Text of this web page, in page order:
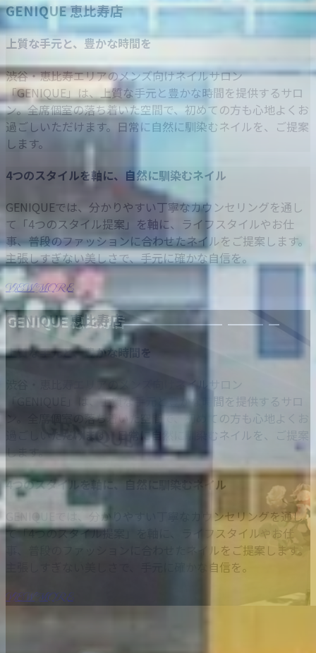
GENIQUE 恵比寿店
上質な手元と、豊かな時間を
渋谷・恵比寿エリアのメンズ向けネイルサロン
「GENIQUE」は、上質な手元と豊かな時間を提供するサロ
ン。全席個室の落ち着いた空間で、初めての方も心地よくお
過ごしいただけます。日常に自然に馴染むネイルを、ご提案
します。
4つのスタイルを軸に、自然に馴染むネイル
GENIQUEでは、分かりやすい丁寧なカウンセリングを通し
て「4つのスタイル提案」を軸に、ライフスタイルやお仕
事、普段のファッションに合わせたネイルをご提案します。
主張しすぎない美しさで、手元に確かな自信を。
VIEW MORE
GENIQUE 恵比寿店
上質な手元と、豊かな時間を
渋谷・恵比寿エリアのメンズ向けネイルサロン
「GENIQUE」は、上質な手元と豊かな時間を提供するサロ
ン。全席個室の落ち着いた空間で、初めての方も心地よくお
過ごしいただけます。日常に自然に馴染むネイルを、ご提案
します。
4つのスタイルを軸に、自然に馴染むネイル
GENIQUEでは、分かりやすい丁寧なカウンセリングを通し
て「4つのスタイル提案」を軸に、ライフスタイルやお仕
事、普段のファッションに合わせたネイルをご提案します。
主張しすぎない美しさで、手元に確かな自信を。
VIEW MORE